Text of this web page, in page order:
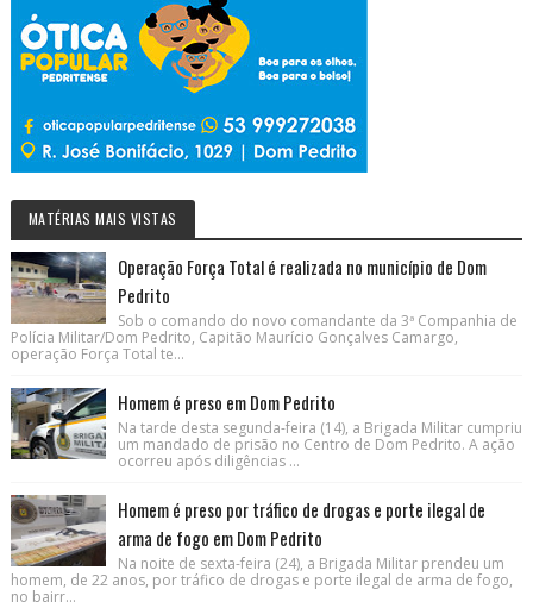
MATÉRIAS MAIS VISTAS
Operação Força Total é realizada no município de Dom
Pedrito
Sob o comando do novo comandante da 3ª Companhia de
Polícia Militar/Dom Pedrito, Capitão Maurício Gonçalves Camargo,
operação Força Total te...
Homem é preso em Dom Pedrito
Na tarde desta segunda-feira (14), a Brigada Militar cumpriu
um mandado de prisão no Centro de Dom Pedrito. A ação
ocorreu após diligências ...
Homem é preso por tráfico de drogas e porte ilegal de
arma de fogo em Dom Pedrito
Na noite de sexta-feira (24), a Brigada Militar prendeu um
homem, de 22 anos, por tráfico de drogas e porte ilegal de arma de fogo,
no bairr...